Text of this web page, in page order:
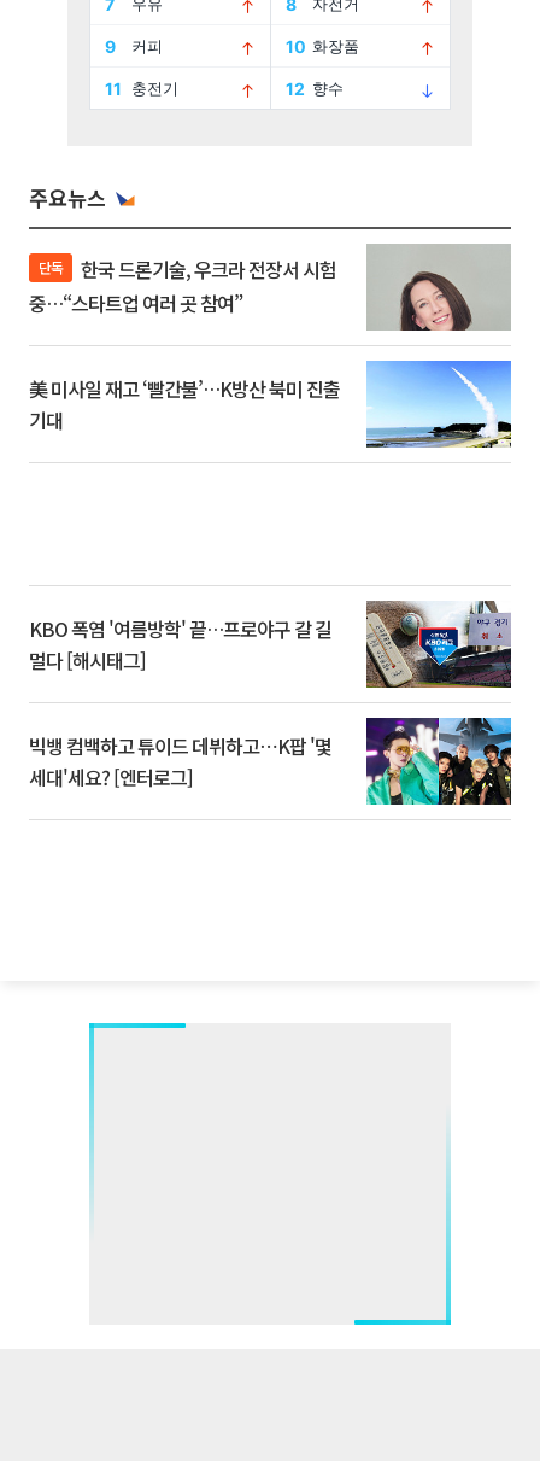
주요뉴스
단독
중…“스타트업 여러 곳 참여”
美 미사일 재고 ‘빨간불’…K방산 북미 진출
기대
KBO 폭염 '여름방학' 끝…프로야구 갈 길
멀다 [해시태그]
빅뱅 컴백하고 튜이드 데뷔하고⋯K팝 '몇
세대'세요? [엔터로그]